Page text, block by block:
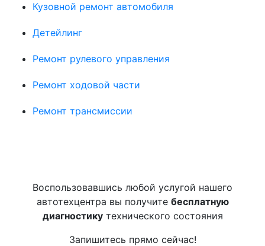
Кузовной ремонт автомобиля
Детейлинг
Ремонт рулевого управления
Ремонт ходовой части
Ремонт трансмиссии
Воспользовавшись любой услугой нашего
автотехцентра вы получите бесплатную
диагностикутехнического состояния
Запишитесь прямо сейчас!